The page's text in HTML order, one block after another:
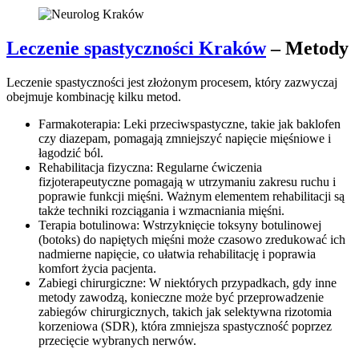
Leczenie spastyczności Kraków– Metody
Leczenie spastyczności jest złożonym procesem, który zazwyczaj
obejmuje kombinację kilku metod.
Farmakoterapia: Leki przeciwspastyczne, takie jak baklofen
czy diazepam, pomagają zmniejszyć napięcie mięśniowe i
łagodzić ból.
Rehabilitacja fizyczna: Regularne ćwiczenia
fizjoterapeutyczne pomagają w utrzymaniu zakresu ruchu i
poprawie funkcji mięśni. Ważnym elementem rehabilitacji są
także techniki rozciągania i wzmacniania mięśni.
Terapia botulinowa: Wstrzyknięcie toksyny botulinowej
(botoks) do napiętych mięśni może czasowo zredukować ich
nadmierne napięcie, co ułatwia rehabilitację i poprawia
komfort życia pacjenta.
Zabiegi chirurgiczne: W niektórych przypadkach, gdy inne
metody zawodzą, konieczne może być przeprowadzenie
zabiegów chirurgicznych, takich jak selektywna rizotomia
korzeniowa (SDR), która zmniejsza spastyczność poprzez
przecięcie wybranych nerwów.